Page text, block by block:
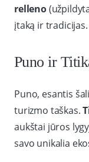
relleno
įtaką ir tradicijas.
Puno ir
Puno, esantis
turizmo taškas.
aukštai jūros
savo unikalia